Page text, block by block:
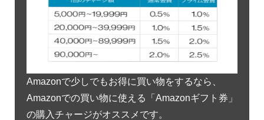
Amazonで少しでもお得に買い物をするなら、
Amazonでの買い物に使える「Amazonギフト券」
の購入チャージがオススメです。